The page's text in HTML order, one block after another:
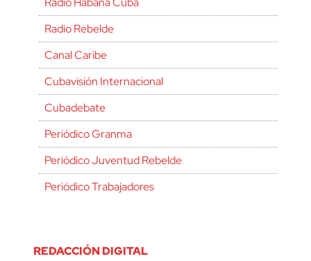
Radio Rebelde
Canal Caribe
Cubavisión Internacional
Cubadebate
Periódico Granma
Periódico Juventud Rebelde
Periódico Trabajadores
REDACCIÓN DIGITAL